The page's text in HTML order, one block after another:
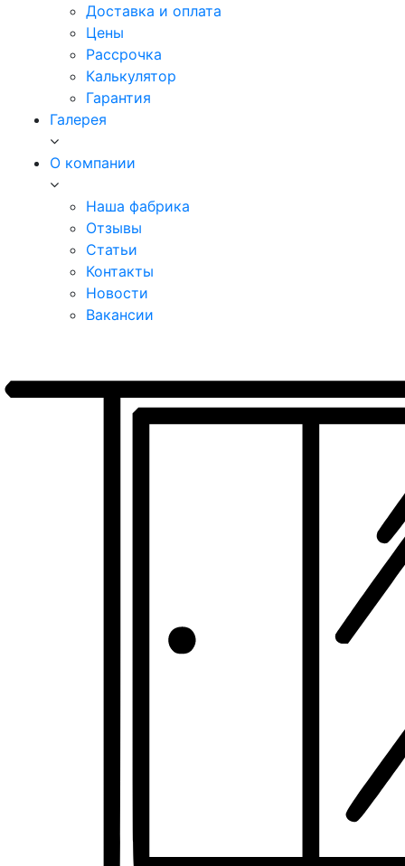
Доставка и оплата
Цены
Рассрочка
Калькулятор
Гарантия
Галерея
О компании
Наша фабрика
Отзывы
Статьи
Контакты
Новости
Вакансии